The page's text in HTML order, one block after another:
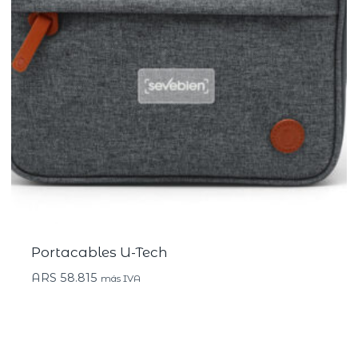
Portacables U-Tech
ARS 58.815 más IVA